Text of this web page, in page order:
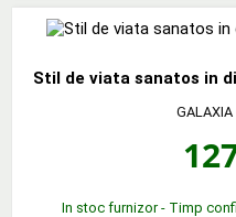
Stil de viata sanatos in
GALAXIA
In stoc furnizor - Timp